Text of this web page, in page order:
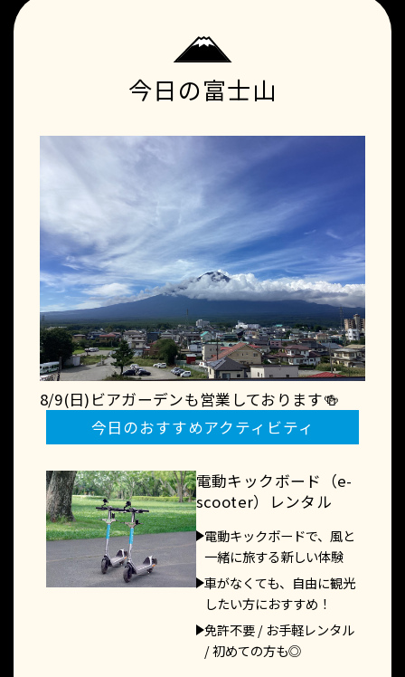
今日の富士山
8/9(日)ビアガーデンも営業しております🍻
今日のおすすめアクティビティ
電動キックボード（e-
scooter）レンタル
電動キックボードで、風と
一緒に旅する新しい体験
車がなくても、自由に観光
したい方におすすめ！
免許不要 / お手軽レンタル
/ 初めての方も◎